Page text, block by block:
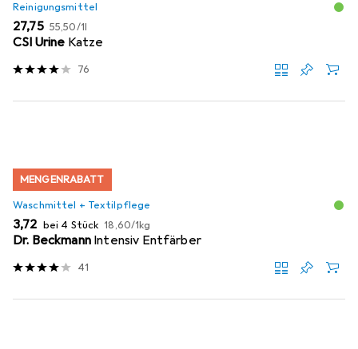
Reinigungsmittel
EUR
27,75 EUR
55,50/1l
CSI Urine Katze
76
MENGENRABATT
Waschmittel + Textilpflege
EUR
3,72 bei 4 Stück EUR
18,60/1kg
Dr. Beckmann Intensiv Entfärber
41